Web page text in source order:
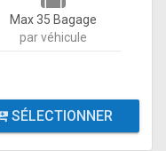
Max 35 Bagage
par véhicule
SÉLECTIONNER